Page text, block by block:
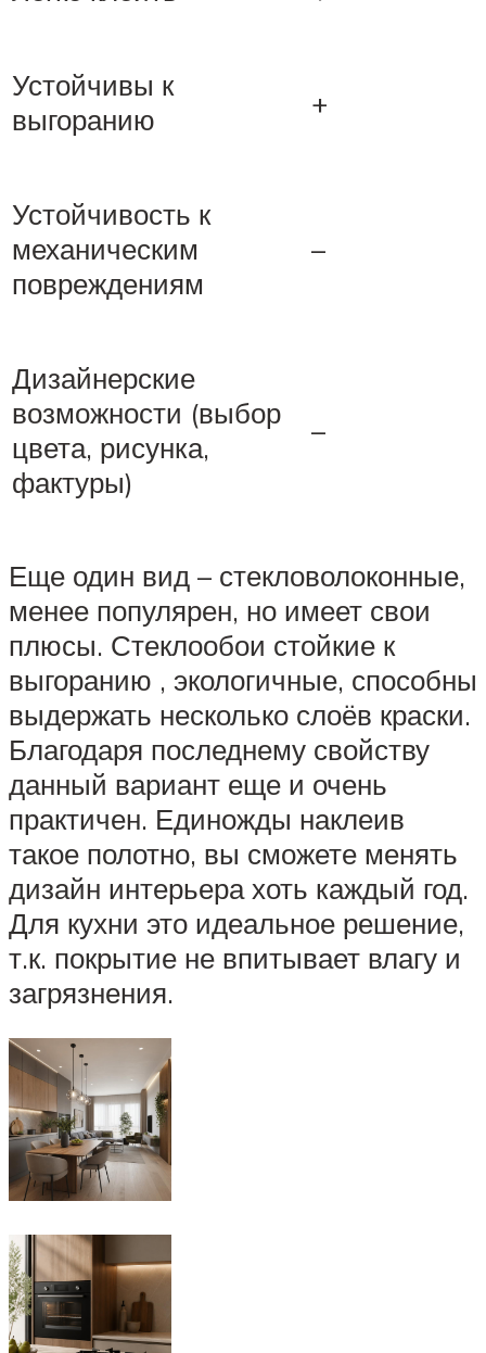
Устойчивы к
выгоранию
+
Устойчивость к
механическим
повреждениям
–
Дизайнерские
возможности (выбор
цвета, рисунка,
фактуры)
–
Еще один вид – стекловолоконные,
менее популярен, но имеет свои
плюсы. Стеклообои стойкие к
выгоранию , экологичные, способны
выдержать несколько слоёв краски.
Благодаря последнему свойству
данный вариант еще и очень
практичен. Единожды наклеив
такое полотно, вы сможете менять
дизайн интерьера хоть каждый год.
Для кухни это идеальное решение,
т.к. покрытие не впитывает влагу и
загрязнения.